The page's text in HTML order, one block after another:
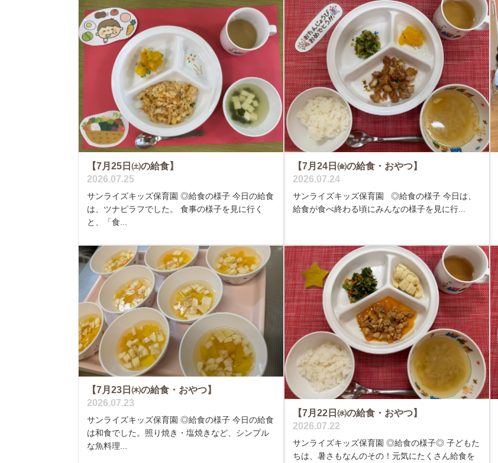
【7月25日㈯の給食】
2026.07.25
サンライズキッズ保育園 ◎給食の様子 今日の給食
は、ツナピラフでした。 食事の様子を見に行く
と、「食...
【7月24日㈮の給食・おやつ】
2026.07.24
サンライズキッズ保育園 ◎給食の様子 今日は、
給食が食べ終わる頃にみんなの様子を見に行...
【7月23日㈭の給食・おやつ】
2026.07.23
サンライズキッズ保育園 ◎給食の様子 今日の給食
は和食でした。照り焼き・塩焼きなど、シンプル
な魚料理...
【7月22日㈬の給食・おやつ】
2026.07.22
サンライズキッズ保育園 ◎給食の様子◎ 子どもた
ちは、暑さもなんのその！元気にたくさん給食を